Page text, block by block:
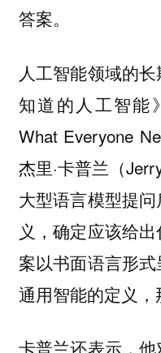
答案。
人工智能领域的
知道的人工智能
What Everyone
杰里·卡普兰（
大型语言模型提
义，确定应该给
案以书面语言形
通用智能的定义，
卡普兰还表示，